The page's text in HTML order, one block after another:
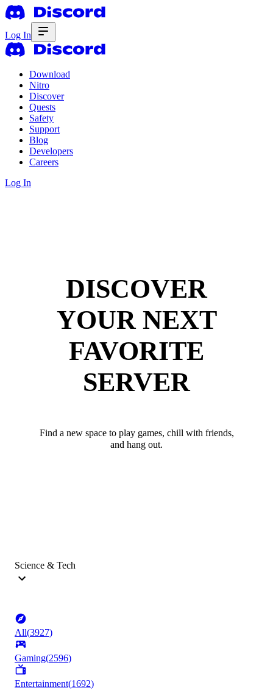
Log In
Download
Nitro
Discover
Quests
Safety
Support
Blog
Developers
Careers
Log In
DISCOVER
YOUR NEXT
FAVORITE
SERVER
Find a new space to play games, chill with friends,
and hang out.
Science & Tech
All(3927)
Gaming(2596)
Entertainment(1692)